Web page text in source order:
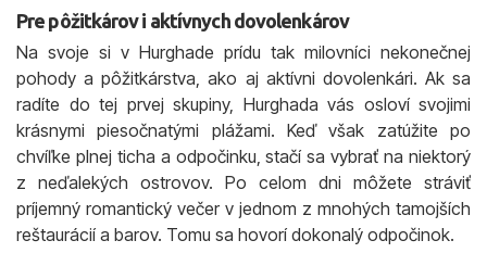
Pre pôžitkárov i aktívnych dovolenkárov
Na svoje si v Hurghade prídu tak milovníci nekonečnej
pohody a pôžitkárstva, ako aj aktívni dovolenkári. Ak sa
radíte do tej prvej skupiny, Hurghada vás osloví svojimi
krásnymi piesočnatými plážami. Keď však zatúžite po
chvíľke plnej ticha a odpočinku, stačí sa vybrať na niektorý
z neďalekých ostrovov. Po celom dni môžete stráviť
príjemný romantický večer v jednom z mnohých tamojších
reštaurácií a barov. Tomu sa hovorí dokonalý odpočinok.